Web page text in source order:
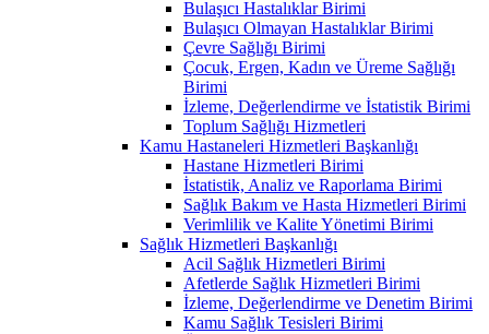
Bulaşıcı Hastalıklar Birimi
Bulaşıcı Olmayan Hastalıklar Birimi
Çevre Sağlığı Birimi
Çocuk, Ergen, Kadın ve Üreme Sağlığı
Birimi
İzleme, Değerlendirme ve İstatistik Birimi
Toplum Sağlığı Hizmetleri
Kamu Hastaneleri Hizmetleri Başkanlığı
Hastane Hizmetleri Birimi
İstatistik, Analiz ve Raporlama Birimi
Sağlık Bakım ve Hasta Hizmetleri Birimi
Verimlilik ve Kalite Yönetimi Birimi
Sağlık Hizmetleri Başkanlığı
Acil Sağlık Hizmetleri Birimi
Afetlerde Sağlık Hizmetleri Birimi
İzleme, Değerlendirme ve Denetim Birimi
Kamu Sağlık Tesisleri Birimi